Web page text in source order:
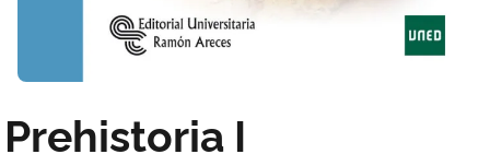
Prehistoria I